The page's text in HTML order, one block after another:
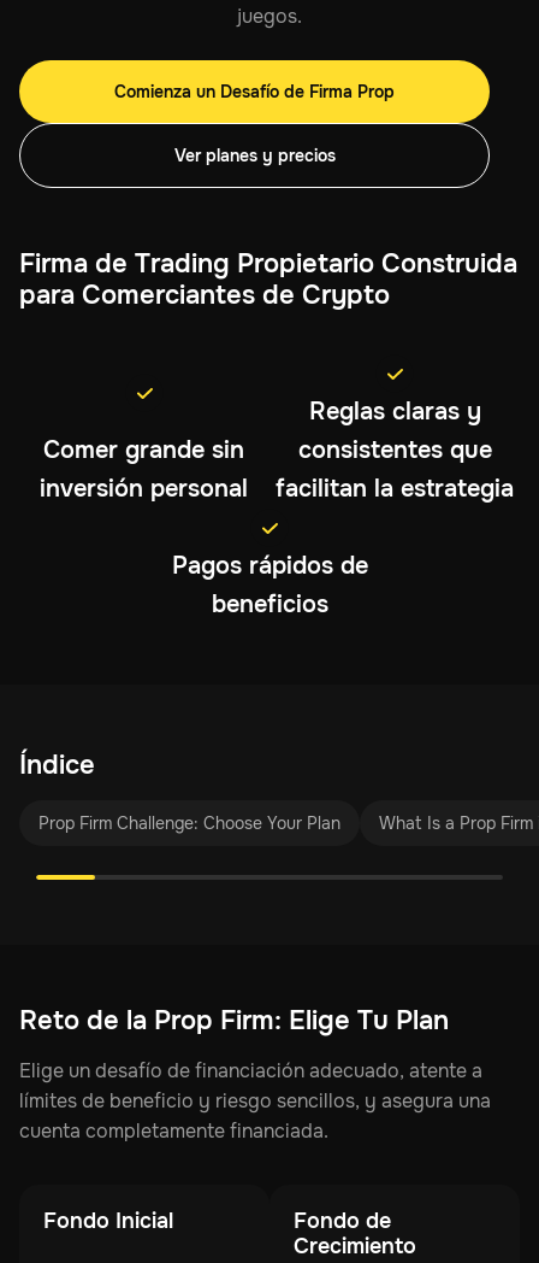
juegos.
Comienza un Desafío de Firma Prop
Ver planes y precios
Firma de Trading Propietario Construida
para Comerciantes de Crypto
Comer grande sin
inversión personal
Reglas claras y
consistentes que
facilitan la estrategia
Pagos rápidos de
beneficios
Índice
Prop Firm Challenge: Choose Your Plan What Is a Prop Firm
Reto de la Prop Firm: Elige Tu Plan
Elige un desafío de financiación adecuado, atente a
límites de beneficio y riesgo sencillos, y asegura una
cuenta completamente financiada.
Fondo Inicial
Fondo de
Crecimiento